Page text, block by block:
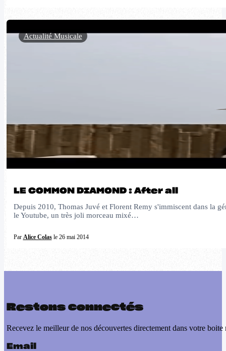
LE COMMON DIAMOND : After all
Depuis 2010, Thomas Juvé et Florent Remy s'immiscent dans la
le Youtube, un très joli morceau mixé…
Par Alice Colasle 26 mai 2014
Actualité Musicale
Restons connectés
Recevez le meilleur de nos découvertes directement dans votre boite
Email